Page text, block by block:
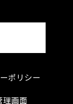
ポリシー
理画面